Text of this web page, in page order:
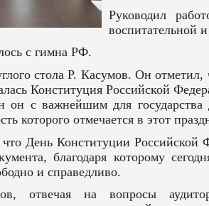
Руководил
воспитательной
с гимна РФ.
стола Р. Касумов. Он отметил,
Конституция Российской
он с важнейшим для
которого отмечается в этот
День Конституции
благодаря которому
и справедливо.
отвечая на вопросы